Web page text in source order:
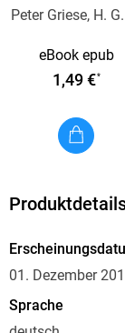
eBook epub
1,49 €*
01. Dezember
Sprache